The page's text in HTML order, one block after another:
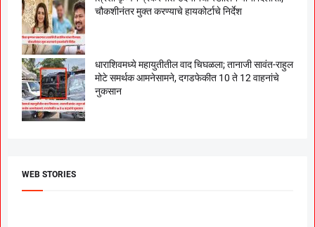
चौकशीनंतर मुक्त करण्याचे हायकोर्टाचे निर्देश
धाराशिवमध्ये महायुतीतील वाद चिघळला; तानाजी सावंत-राहुल
मोटे समर्थक आमनेसामने, दगडफेकीत 10 ते 12 वाहनांचे
नुकसान
WEB STORIES